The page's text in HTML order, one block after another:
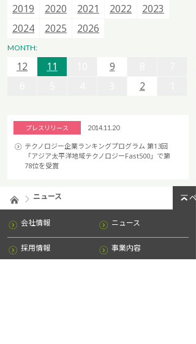
2019
2020 2021 2022
2023
2024
2025 2026
MONTH:
12 11 9
2
2019
2020 2021 2022
2023
2024
2025 2026
12 11 9
2
12 11 10 9 8
6
5 4
2026
12
6
5 3
プレスリリース 2014.11.20
テクノロジー企業ランキングプログラム 第13回
「アジア太平洋地域テクノロジーFast500」で第
78位を受賞
ニュース
会社情報 ニュース
採用情報 事業内容